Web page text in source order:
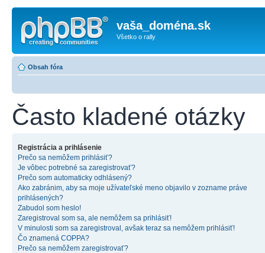
vaša_doména.sk
Všetko o rally
Obsah fóra
Často kladené otázky
Registrácia a prihlásenie
Prečo sa nemôžem prihlásiť?
Je vôbec potrebné sa zaregistrovať?
Prečo som automaticky odhlásený?
Ako zabránim, aby sa moje užívateľské meno objavilo v zozname práve
prihlásených?
Zabudol som heslo!
Zaregistroval som sa, ale nemôžem sa prihlásiť!
V minulosti som sa zaregistroval, avšak teraz sa nemôžem prihlásiť!
Čo znamená COPPA?
Prečo sa nemôžem zaregistrovať?